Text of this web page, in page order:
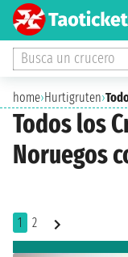
Busca un crucero
home›Hurtigruten›
Todos los
Noruegos
1 2